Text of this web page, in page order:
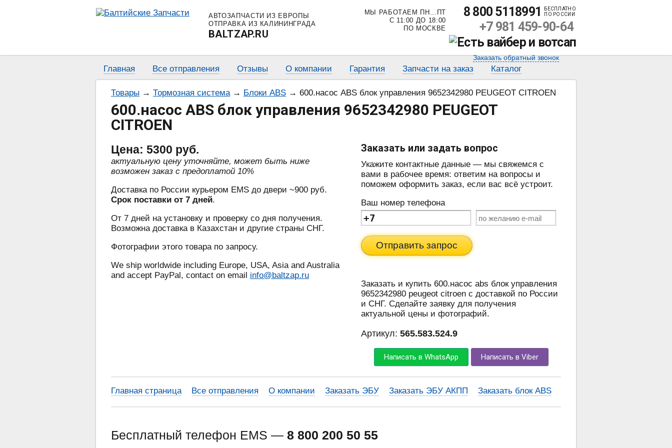
АВТОЗАПЧАСТИ ИЗ ЕВРОПЫ
ОТПРАВКА ИЗ КАЛИНИНГРАДА
BALTZAP.RU
МЫ РАБОТАЕМ ПН...ПТ
С 11:00 ДО 18:00
ПО МОСКВЕ
8 800 5118991
БЕСПЛАТНО
ПО РОССИИ
+7 981 459-90-64
Заказать обратный звонок
Главная Все отправления Отзывы О компании Гарантия Запчасти на заказ Каталог
Товары → Тормозная система→ Блоки ABS → 600.насос ABS блок управления 9652342980 PEUGEOT CITROEN
600.насос ABS блок управления 9652342980 PEUGEOT
CITROEN
Цена: 5300 руб.
актуальную цену уточняйте, может быть ниже
возможен заказ с предоплатой 10%
Доставка по России курьером EMS до двери ~900 руб.
Срок поставки от 7 дней.
От 7 дней на установку и проверку со дня получения.
Возможна доставка в Казахстан и другие страны СНГ.
Фотографии этого товара по запросу.
We ship worldwide including Europe, USA, Asia and Australia
and accept PayPal, contact on email info@baltzap.ru
Заказать или задать вопрос
Укажите контактные данные — мы свяжемся с
вами в рабочее время: ответим на вопросы и
поможем оформить заказ, если вас всё устроит.
Ваш номер телефона
Отправить запрос
Заказать и купить 600.насос abs блок управления
9652342980 peugeot citroen с доставкой по России
и СНГ. Сделайте заявку для получения
актуальной цены и фотографий.
Артикул: 565.583.524.9
Написать в WhatsApp Написать в Viber
Главная страница Все отправления О компании Заказать ЭБУ Заказать ЭБУ АКПП Заказать блок ABS
Бесплатный телефон EMS — 8 800 200 50 55